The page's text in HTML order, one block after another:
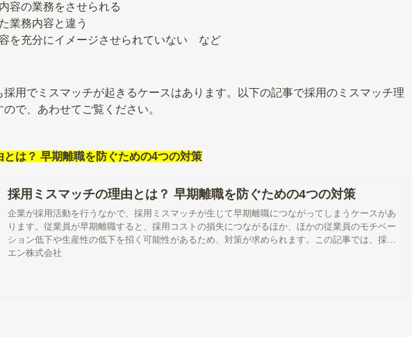
容の業務をさせられる
業務内容と違う
を充分にイメージさせられていない など
用でミスマッチが起きるケースはあります。以下の記事で採用のミスマッチ理
で、あわせてご覧ください。
は？ 早期離職を防ぐための4つの対策
採用ミスマッチの理由とは？ 早期離職を防ぐための4つの対策
企業が採用活動を行うなかで、採用ミスマッチが生じて早期離職につながってしまうケースがあ
ります。従業員が早期離職すると、採用コストの損失につながるほか、ほかの従業員のモチベー
ション低下や生産性の低下を招く可能性があるため、対策が求められます。この記事では、採用
ミスマッチが起こる主な理由と早期離職を防ぐための対策について解説します。
エン株式会社